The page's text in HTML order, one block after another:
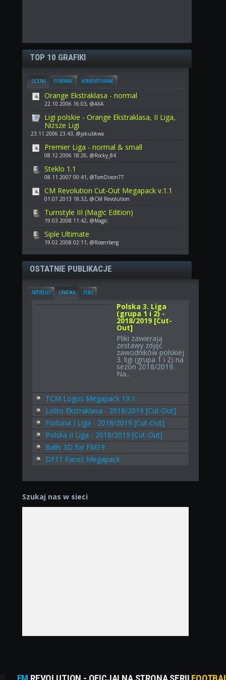
TOP 10 GRAFIKI
OCENA POBRANE KOMENTOWANE
Orange Ekstraklasa - normal
22.10.2006 16:03, @AXA
Ligi polskie - Orange Ekstraklasa, II Liga,
Niższe Ligi
23.11.2006 23:43, @jakubkwa
Premier Liga - normal & small
08.12.2006 18:26, @Rocky_84
Steklo 1.1
08.11.2007 00:41, @TomDixon77
CM Revolution Cut-Out Megapack v.1.1
01.07.2013 18:32, @CM Revolution
Turnstyle III (Magic Edition)
19.03.2008 11:42, @Magic
Siple Ultimate
19.02.2008 02:11, @Rosenberg
OSTATNIE PUBLIKACJE
ARTYKUŁY GRAFIKA PLIKI
Polska 3. Liga
(grupa 1 i 2) -
2018/2019 [Cut-
Out]
Pliki zawierają
zestawy zdjęć
zawodników polskiej
3. ligi (grupa 1 i 2) na
sezon 2018/2019.
Na...
TCM Logos Megapack 19.1
Lotto Ekstraklasa - 2018/2019 [Cut-Out]
Fortuna I Liga - 2018/2019 [Cut-Out]
Polska II Liga - 2018/2019 [Cut-Out]
Balls 3D for FM19
DF11 Faces Megapack
Szukaj nas w sieci